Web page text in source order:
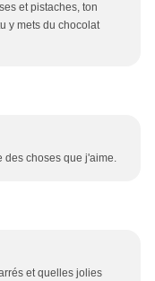
et pistaches, ton
y mets du chocolat
des choses que j'aime.
et quelles jolies